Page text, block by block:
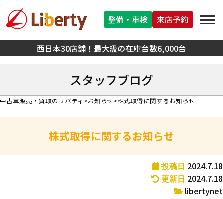
西日本30店舗！最大級の在庫台数6,000台
整備・車検 来店予約
スタッフブログ
中古車販売・買取のリバティ お知らせ 株式取得に関するお知らせ
株式取得に関するお知らせ
投稿日 2024.7.18
更新日 2024.7.18
libertynet